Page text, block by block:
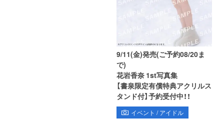
9/11(金)発売(ご予約08/20ま
で)
花岩香奈 1st写真集
【書泉限定有償特典アクリルス
タンド付】予約受付中！！
イベント / アイドル